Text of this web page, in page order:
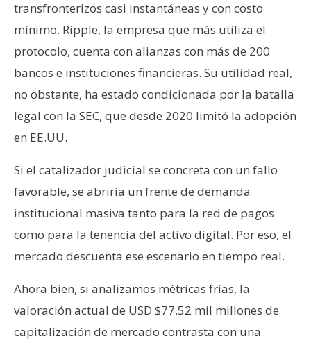
transfronterizos casi instantáneas y con costo
mínimo. Ripple, la empresa que más utiliza el
protocolo, cuenta con alianzas con más de 200
bancos e instituciones financieras. Su utilidad real,
no obstante, ha estado condicionada por la batalla
legal con la SEC, que desde 2020 limitó la adopción
en EE.UU.
Si el catalizador judicial se concreta con un fallo
favorable, se abriría un frente de demanda
institucional masiva tanto para la red de pagos
como para la tenencia del activo digital. Por eso, el
mercado descuenta ese escenario en tiempo real.
Ahora bien, si analizamos métricas frías, la
valoración actual de USD $77.52 mil millones de
capitalización de mercado contrasta con una